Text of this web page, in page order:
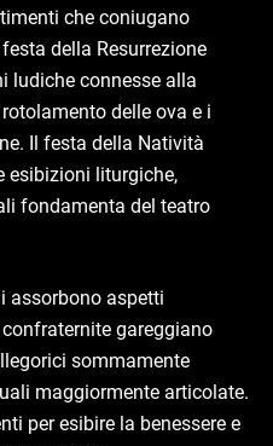
che coniugano
della Resurrezione
ludiche connesse alla
delle ova e i
Il festa della Natività
esibizioni liturgiche,
fondamenta del teatro
assorbono aspetti
gareggiano
sommamente
maggiormente articolate.
per esibire la benessere e